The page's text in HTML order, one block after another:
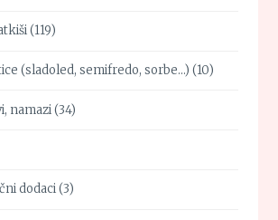
(119)
(sladoled, semifredo, sorbe…) (10)
namazi(34)
dodaci(3)